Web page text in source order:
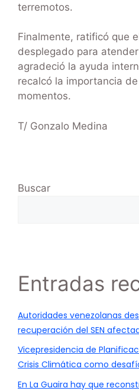
terremotos.
Finalmente, ratificó que
desplegado para
agradeció la ayuda
recalcó la importancia
momentos.
T/ Gonzalo Medina
Buscar
Entradas
Autoridades venezolanas
recuperación del SEN
Vicepresidencia de
Crisis Climática como
En La Guaira hay que